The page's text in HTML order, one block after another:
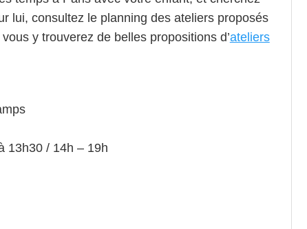
lui, consultez le planning des ateliers proposés
vous y trouverez de belles propositions d’ateliers
13h30 / 14h – 19h